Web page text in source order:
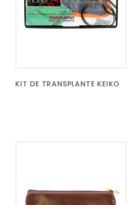
KIT DE TRANSPLANTE KEIKO